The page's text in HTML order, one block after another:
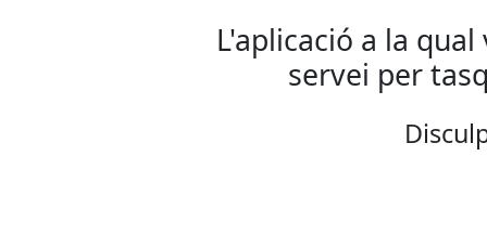
L'aplicació a la
servei per